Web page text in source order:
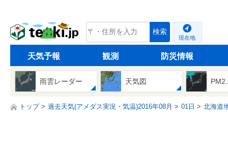
tenki.jp 検索
現在地
天気予報 観測 防災情報
雨雲レーダー 天気図
トップ 過去天気(アメダス実況・気温)2016年08月 01日 北海道